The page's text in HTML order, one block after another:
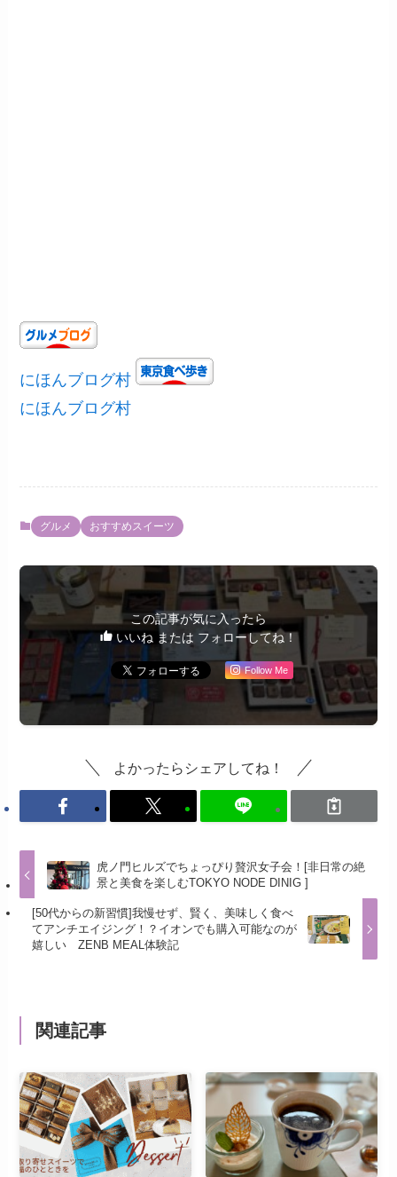
にほんブログ村
にほんブログ村
グルメ おすすめスイーツ
この記事が気に入ったら
いいね または フォローしてね！
Follow Me
よかったらシェアしてね！
虎ノ門ヒルズでちょっぴり贅沢女子会！[非日常の絶
景と美食を楽しむTOKYO NODE DINIG ]
[50代からの新習慣]我慢せず、賢く、美味しく食べ
てアンチエイジング！？イオンでも購入可能なのが
嬉しい ZENB MEAL体験記
関連記事